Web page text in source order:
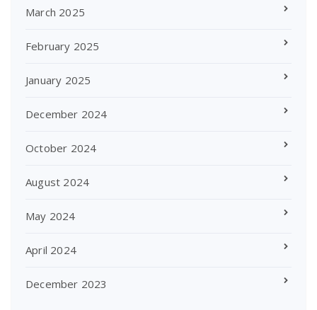
March 2025
February 2025
January 2025
December 2024
October 2024
August 2024
May 2024
April 2024
December 2023